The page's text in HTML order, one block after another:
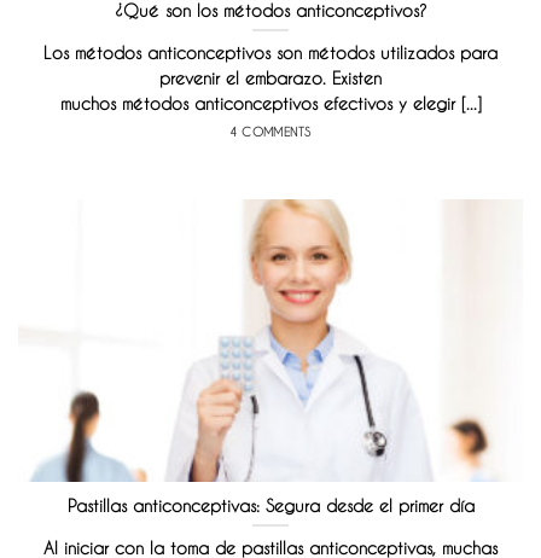
¿Qué son los métodos anticonceptivos?
Los métodos anticonceptivos son métodos utilizados para
prevenir el embarazo. Existen
muchos métodos anticonceptivos efectivos y elegir [...]
4 COMMENTS
Pastillas anticonceptivas: Segura desde el primer día
Al iniciar con la toma de pastillas anticonceptivas, muchas